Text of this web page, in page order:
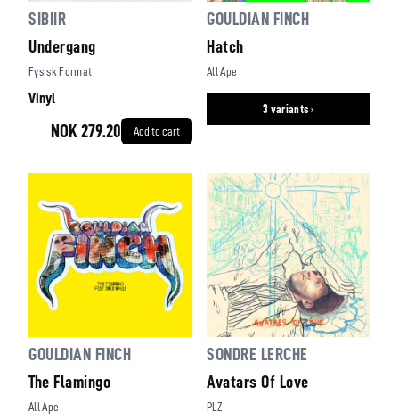
SIBIIR
Undergang
Fysisk Format
Vinyl
NOK 279.20 Add to cart
GOULDIAN FINCH
Hatch
All Ape
3 variants ›
GOULDIAN FINCH
The Flamingo
All Ape
SONDRE LERCHE
Avatars Of Love
PLZ